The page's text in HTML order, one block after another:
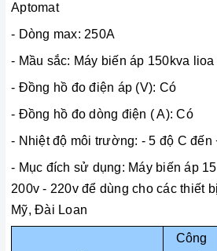
Aptomat
- Dòng max: 250A
- Mầu sắc: Máy biến áp 150kva
- Đồng hồ đo điện áp (V): Có
- Đồng hồ đo dòng điện ( A): Có
- Nhiệt độ môi trường: - 5 độ C đến
- Mục đích sử dụng: Máy biến áp
200v - 220v để dùng cho các thiết
Mỹ, Đài Loan
Công